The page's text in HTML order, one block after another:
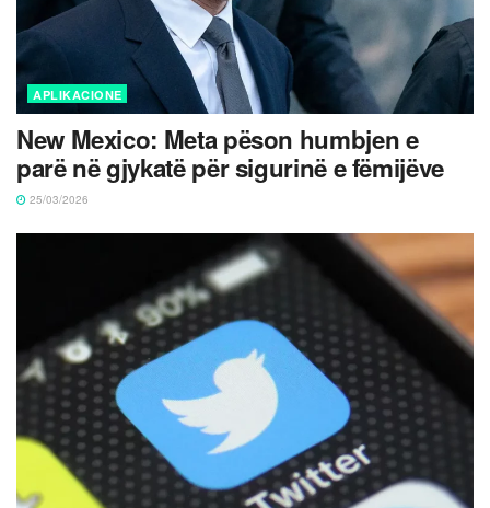
APLIKACIONE
New Mexico: Meta pëson humbjen e
parë në gjykatë për sigurinë e fëmijëve
25/03/2026